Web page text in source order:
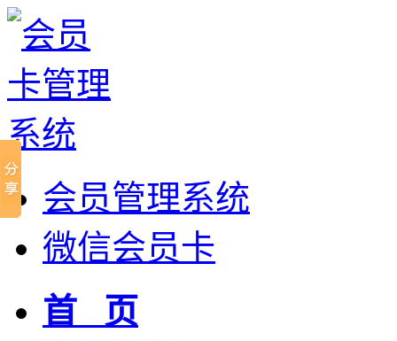
会员管理系统
微信会员卡
首 页